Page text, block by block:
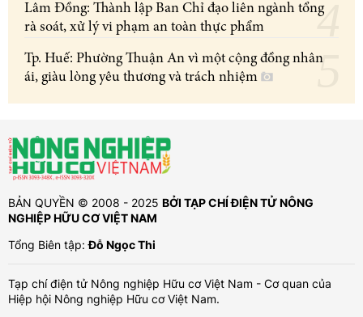
Lâm Đồng: Thành lập Ban Chỉ đạo liên ngành tổng
rà soát, xử lý vi phạm an toàn thực phẩm
Tp. Huế: Phường Thuận An vì một cộng đồng nhân
ái, giàu lòng yêu thương và trách nhiệm
BẢN QUYỀN © 2008 - 2025 BỞI TẠP CHÍ ĐIỆN TỬ NÔNG
NGHIỆP HỮU CƠ VIỆT NAM
Tổng Biên tập:Đỗ Ngọc Thi
Tạp chí điện tử Nông nghiệp Hữu cơ Việt Nam - Cơ quan của
Hiệp hội Nông nghiệp Hữu cơ Việt Nam.